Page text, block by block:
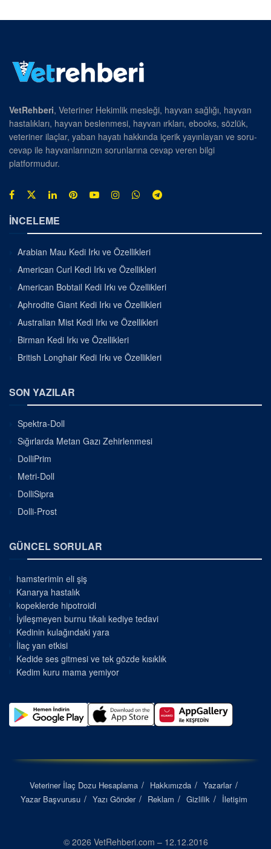
VetRehberi, Veteriner Hekimlik mesleği, hayvan sağlığı, hayvan
hastalıkları, hayvan beslenmesi, hayvan ırkları, ebooks, sözlük,
veteriner ilaçlar, yaban hayatı hakkında içerik yayınlayan ve soru-
cevap ile hayvanlarınızın sorunlarına cevap veren bilgi
platformudur.
İNCELEME
Arabian Mau Kedi Irkı ve Özellikleri
American Curl Kedi Irkı ve Özellikleri
American Bobtail Kedi Irkı ve Özellikleri
Aphrodite Giant Kedi Irkı ve Özellikleri
Australian Mist Kedi Irkı ve Özellikleri
Birman Kedi Irkı ve Özellikleri
British Longhair Kedi Irkı ve Özellikleri
SON YAZILAR
Spektra-Doll
Sığırlarda Metan Gazı Zehirlenmesi
DolliPrim
Metri-Doll
DolliSipra
Dolli-Prost
GÜNCEL SORULAR
hamsterimin eli şiş
Kanarya hastalık
kopeklerde hipotroidi
İyileşmeyen burnu tıkalı kediye tedavi
Kedinin kulağındaki yara
İlaç yan etkisi
Kedide ses gitmesi ve tek gözde kısıklık
Kedim kuru mama yemiyor
Veteriner İlaç Dozu Hesaplama Hakkımızda
Yazarlar
Yazar Başvurusu
Yazı Gönder Reklam Gizlilik İletişim
© 2026 VetRehberi.com – 12.12.2016